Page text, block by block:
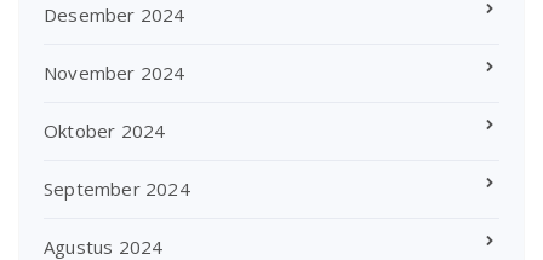
Desember 2024
November 2024
Oktober 2024
September 2024
Agustus 2024